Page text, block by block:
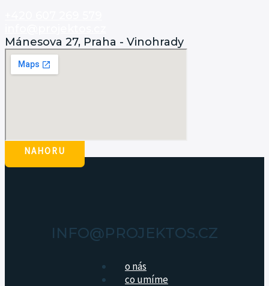
Mánesova 27, Praha - Vinohrady
NAHORU
INFO@PROJEKTOS.CZ
o nás
co umíme